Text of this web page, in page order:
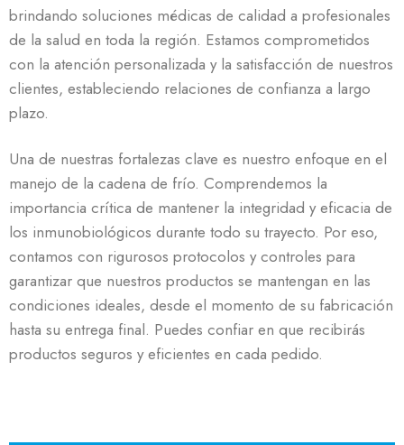
brindando soluciones médicas de calidad a profesionales
de la salud en toda la región. Estamos comprometidos
con la atención personalizada y la satisfacción de nuestros
clientes, estableciendo relaciones de confianza a largo
plazo.
Una de nuestras fortalezas clave es nuestro enfoque en el
manejo de la cadena de frío. Comprendemos la
importancia crítica de mantener la integridad y eficacia de
los inmunobiológicos durante todo su trayecto. Por eso,
contamos con rigurosos protocolos y controles para
garantizar que nuestros productos se mantengan en las
condiciones ideales, desde el momento de su fabricación
hasta su entrega final. Puedes confiar en que recibirás
productos seguros y eficientes en cada pedido.